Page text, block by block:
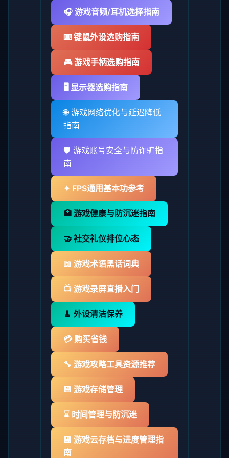
🎧 游戏音频/耳机选择指南
⌨️ 键鼠外设选购指南
🎮 游戏手柄选购指南
🖥️ 显示器选购指南
🌐 游戏网络优化与延迟降低
指南
🛡️ 游戏账号安全与防诈骗指
南
✦ FPS通用基本功参考
🏥 游戏健康与防沉迷指南
🤝 社交礼仪排位心态
📖 游戏术语黑话词典
📺 游戏录屏直播入门
🧹 外设清洁保养
💳 购买省钱
🔧 游戏攻略工具资源推荐
💾 游戏存储管理
⌛ 时间管理与防沉迷
💾 游戏云存档与进度管理指
南